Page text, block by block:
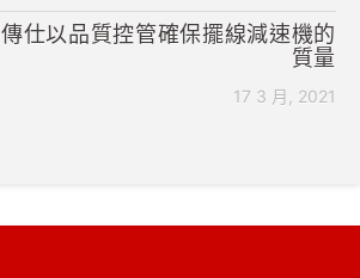
傳仕以品質控管確保擺線減速機的
質量
17 3 月, 2021